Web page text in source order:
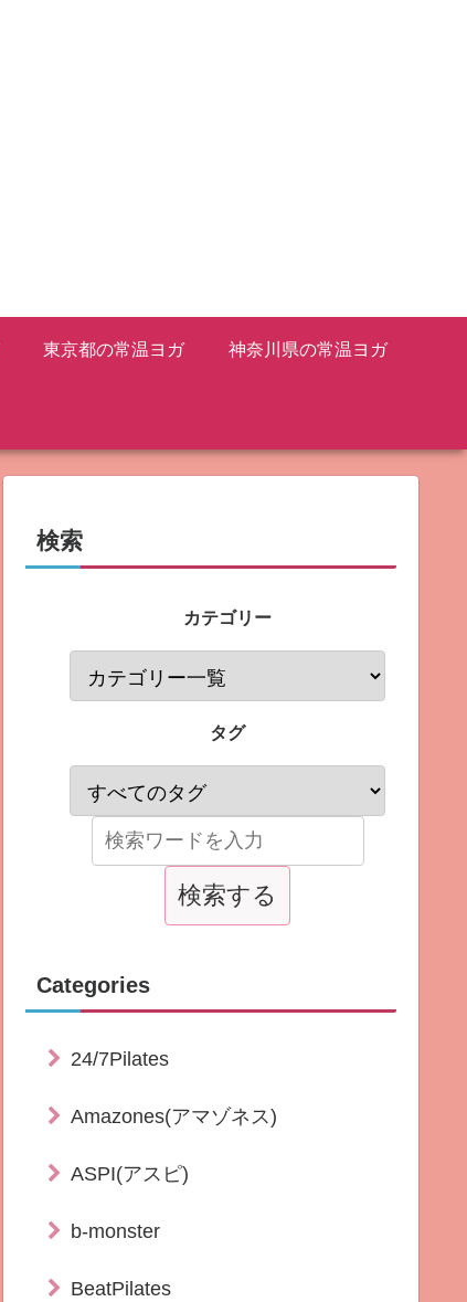
東京都の常温ヨガ 神奈川県の常温ヨガ
検索
カテゴリー
タグ
Categories
24/7Pilates
Amazones(アマゾネス)
ASPI(アスピ)
b-monster
BeatPilates